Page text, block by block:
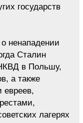
государств
ненападении
Сталин
в Польшу,
а также
евреев,
лагерях